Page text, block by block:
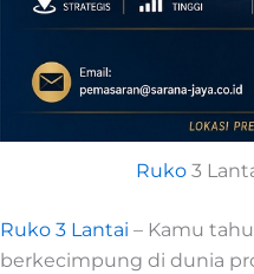
Ruko3
Ruko 3 Lantai – Kamu
berkecimpung di dunia